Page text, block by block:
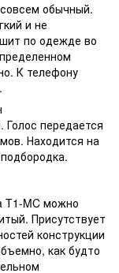
обычный.
и не
по одежде во
К телефону
Голос передается
Находится на
T1-MC можно
Присутствует
конструкции
как будто